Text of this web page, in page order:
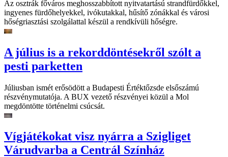
Az osztrák főváros meghosszabbított nyitvatartású strandfürdőkkel,
ingyenes fürdőhelyekkel, ivókutakkal, hűsítő zónákkal és városi
hőségriasztási szolgálattal készül a rendkívüli hőségre.
A július is a rekorddöntésekről szólt a
pesti parketten
Júliusban ismét erősödött a Budapesti Értéktőzsde elsőszámú
részvénymutatója. A BUX vezető részvényei közül a Mol
megdöntötte történelmi csúcsát.
Vígjátékokat visz nyárra a Szigliget
Várudvarba a Centrál Színház